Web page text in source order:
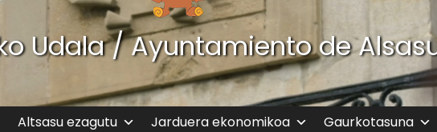
Udala / Ayuntamiento de
Altsasu ezagutu Jarduera ekonomikoa Gaurkotasuna